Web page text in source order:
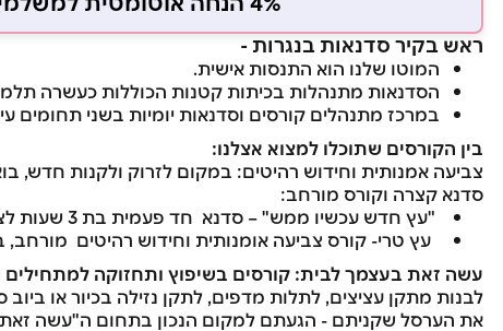
ראש בקיר סדנאות בנגרות -
המוטו שלנו הוא התנסות אישית.
הסדנאות מתנהלות בכיתות קטנות הכוללות כעשרה
במרכז מתנהלים קורסים וסדנאות יומיות בשני תחומים
בין הקורסים שתוכלו למצוא אצלנו:
צביעה אמנותית וחידוש רהיטים: במקום לזרוק ולקנות חדש,
סדנא קצרה וקורס מורחב:
"עץ חדש עכשיו ממש" – סדנא חד פעמית בת 3 שעות לצביעה וחידוש רהיטים.
עץ טרי- קורס צביעה אומנותית וחידוש רהיטים מורחב,
עשה זאת בעצמך לבית: קורסים בשיפוץ ותחזוקה
לבנות מתקן עציצים, לתלות מדפים, לתקן נזילה בכיור או